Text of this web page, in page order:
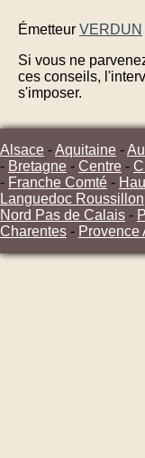
Émetteur VERDUN
Si vous ne
ces conseils,
s'imposer.
Alsace -Aquitaine -
- Bretagne - Centre -
- Franche Comté -
Languedoc Roussillon
Nord Pas de Calais -
Charentes - Provence